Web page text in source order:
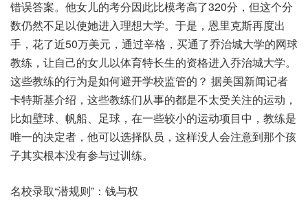
错误答案。他女儿的考分因此比模考高了320分，但这个分
数仍然不足以使她进入理想大学。于是，恩里克斯再度出
手，花了近50万美元，通过辛格，买通了乔治城大学的网球
教练，让自己的女儿以体育特长生的资格进入乔治城大学。
这些教练的行为是如何避开学校监管的？ 据美国新闻记者
卡特斯基介绍，这些教练们从事的都是不太受关注的运动，
比如壁球、帆船、足球，在一些较小的运动项目中，教练是
唯一的决定者，他可以选择队员，这样没人会注意到那个孩
子其实根本没有参与过训练。
名校录取“潜规则”：钱与权